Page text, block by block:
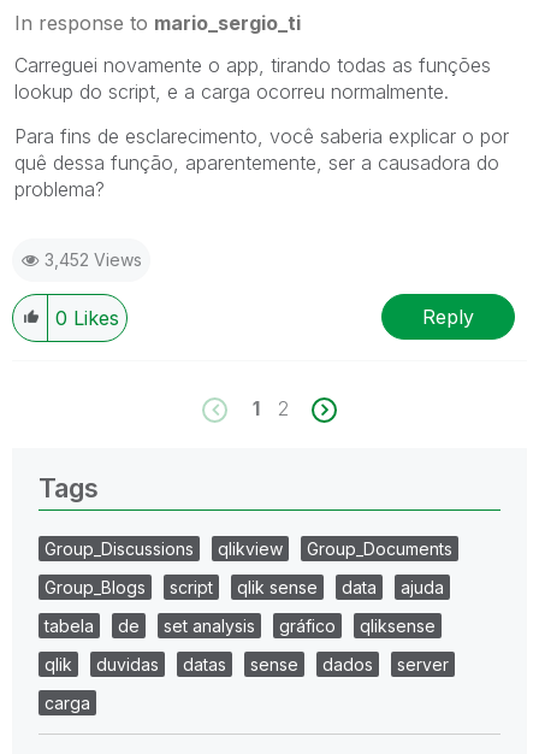
In response to mario_sergio_ti
Carreguei novamente o app, tirando todas as funções
lookup do script, e a carga ocorreu normalmente.
Para fins de esclarecimento, você saberia explicar o por
quê dessa função, aparentemente, ser a causadora do
problema?
3,452 Views
0 Likes Reply
1 2
Tags
Group_Discussions qlikview
Group_Documents
Group_Blogs
script qlik sense data
ajuda
tabela
de set analysis gráfico
qliksense
qlik
duvidas datas sense dados
server
carga